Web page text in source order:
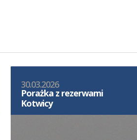
30.03.2026
Porażka z rezerwami
Kotwicy